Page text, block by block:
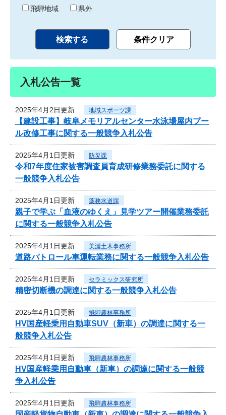
飛騨地域
県外
入札公告一覧
2025年4月2日更新 地域スポーツ課
【建設工事】岐阜メモリアルセンター水泳場屋内プー
ル改修工事に関する一般競争入札公告
2025年4月1日更新 防災課
令和7年度住家被害調査員育成研修業務委託に関する
一般競争入札公告
2025年4月1日更新 薬務水道課
親子で学ぶ「血液のゆくえ」見学ツアー開催業務委託
に関する一般競争入札公告
2025年4月1日更新 美濃土木事務所
道路パトロール車運転業務に関する一般競争入札公告
2025年4月1日更新 セラミックス研究所
精密切断機の調達に関する一般競争入札公告
2025年4月1日更新 飛騨農林事務所
HV国産軽乗用自動車SUV（新車）の調達に関する一
般競争入札公告
2025年4月1日更新 飛騨農林事務所
HV国産軽乗用自動車（新車）の調達に関する一般競
争入札公告
2025年4月1日更新 飛騨農林事務所